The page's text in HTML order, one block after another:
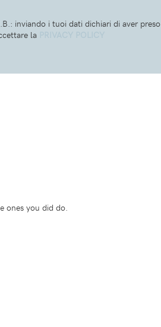
inviando i tuoi dati dichiari di aver
la
ones you did do.